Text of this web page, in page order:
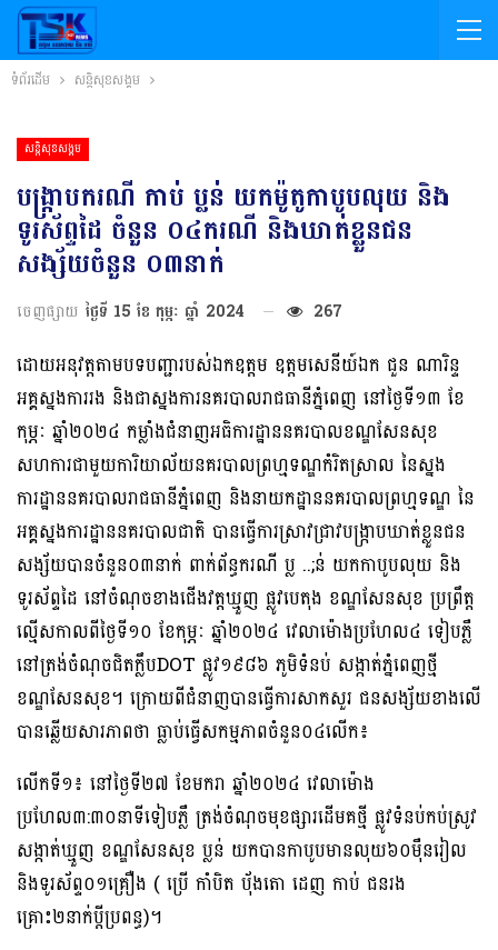
ទំព័រដើម សន្តិសុខសង្គម
សន្តិសុខសង្គម
បង្ក្រាបករណី កាប់ ប្លន់ យកម៉ូតូកាបូបលុយ និង
ទូរស័ព្ទដៃ ចំនួន ០៤ករណី និងឃាត់ខ្លួនជន
សង្ស័យចំនួន ០៣នាក់
ចេញផ្សាយ ថ្ងៃទី 15 ខែ កុម្ភៈ ឆ្នាំ 2024 267
ដោយអនុវត្តតាមបទបញ្ជារបស់ឯកឧត្តម ឧត្តមសេនីយ៍ឯក ជួន ណារិន្ទ
អគ្គស្នងការរង និងជាស្នងការនគរបាលរាជធានីភ្នំពេញ នៅថ្ងៃទី១៣ ខែ
កុម្ភៈ ឆ្នាំ២០២៤ កម្លាំងជំនាញអធិការដ្ឋាននគរបាលខណ្ឌសែនសុខ
សហការជាមួយការិយាល័យនគរបាលព្រហ្មទណ្ឌកំរិតស្រាល នៃស្នង
ការដ្ឋាននគរបាលរាជធានីភ្នំពេញ និងនាយកដ្ឋាននគរបាលព្រហ្មទណ្ឌ នៃ
អគ្គស្នងការដ្ឋាននគរបាលជាតិ បានធ្វើការស្រាវជ្រាវបង្ក្រាបឃាត់ខ្លួនជន
សង្ស័យបានចំនួន០៣នាក់ ពាក់ព័ន្ធករណី ប្ល ..;ន់ យកកាបូបលុយ និង
ទូរស័ព្ទដៃ នៅចំណុចខាងជេីងវត្តឃ្មួញ ផ្លូវបេតុង ខណ្ឌសែនសុខ ប្រព្រឹត្ត
ល្មើសកាលពីថ្ងៃទី១០ ខែកុម្ភៈ ឆ្នាំ២០២៤ វេលាម៉ោងប្រហែល៤ ទៀបភ្លឺ
នៅត្រង់ចំណុចជិតក្លឹបDOT ផ្លូវ១៩៨៦ ភូមិទំនប់ សង្កាត់ភ្នំពេញថ្មី
ខណ្ឌសែនសុខ។ ក្រោយពីជំនាញបានធ្វើការសាកសួរ ជនសង្ស័យខាងលើ
បានឆ្លេីយសារភាពថា ធ្លាប់ធ្វេីសកម្មភាពចំនួន០៤លេីក៖
លេីកទី១៖ នៅថ្ងៃទី២៧ ខែមករា ឆ្នាំ២០២៤ វេលាម៉ោង
ប្រហែល៣:៣០នាទីទៀបភ្លឺ ត្រង់ចំណុចមុខផ្សារដេីមគថ្មី ផ្លូវទំនប់កប់ស្រូវ
សង្កាត់ឃ្មួញ ខណ្ឌសែនសុខ ប្លន់ យកបានកាបូបមានលុយ៦០មុឺនរៀល
និងទូរស័ព្ទ០១គ្រឿង ( ប្រេី កាំបិត បុ័ងតោ ដេញ កាប់ ជនរង
គ្រោះ២នាក់ប្តីប្រពន្ធ)។